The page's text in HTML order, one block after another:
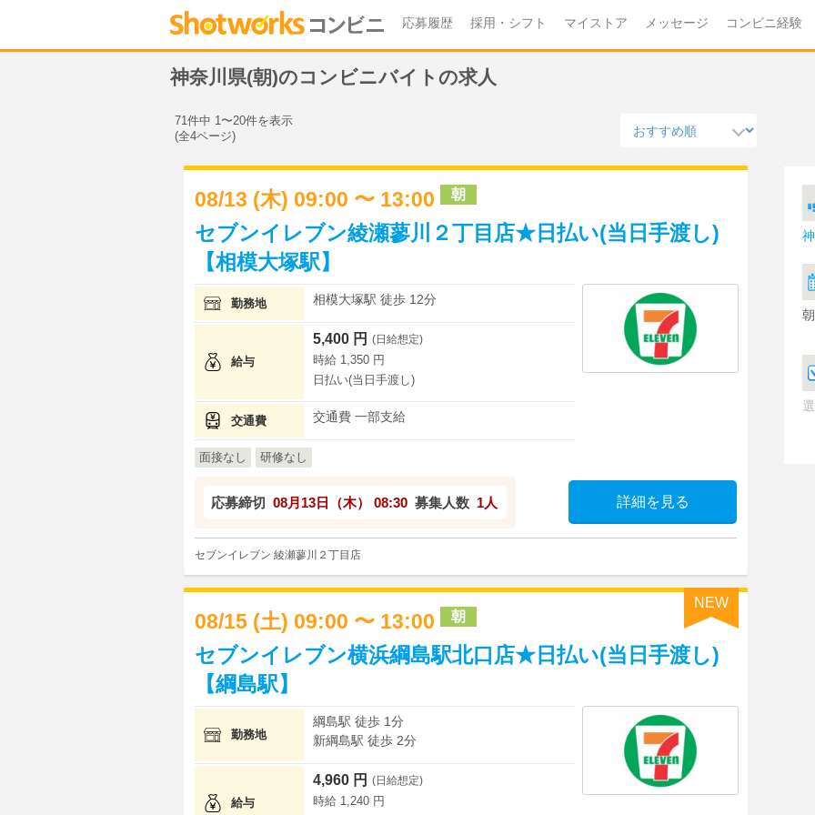
応募履歴 採用・シフト マイストア メッセージ コンビニ経験
神奈川県(朝)のコンビニバイトの求人
朝
71件中 1〜20件を表示
(全4ページ)
08/13 (木) 09:00 〜 13:00 朝
セブンイレブン綾瀬蓼川２丁目店★日払い(当日手渡し)
【相模大塚駅】
勤務地 相模大塚駅 徒歩 12分
給与
5,400 円 (日給想定)
時給 1,350 円
日払い(当日手渡し)
交通費 交通費 一部支給
面接なし 研修なし
応募締切 08月13日（木） 08:30 募集人数 1人 詳細を見る
セブンイレブン 綾瀬蓼川２丁目店
NEW
08/15 (土) 09:00 〜 13:00 朝
セブンイレブン横浜綱島駅北口店★日払い(当日手渡し)
【綱島駅】
勤務地
綱島駅 徒歩 1分
新綱島駅 徒歩 2分
給与
4,960 円 (日給想定)
時給 1,240 円